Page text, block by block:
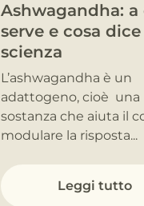
Ashwagandha: a
serve e cosa dice
scienza
L’ashwagandha è un
adattogeno, cioè una
sostanza che aiuta il
modulare la risposta...
Leggi tutto